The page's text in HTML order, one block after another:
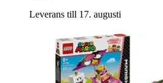
Leverans till 17. augusti